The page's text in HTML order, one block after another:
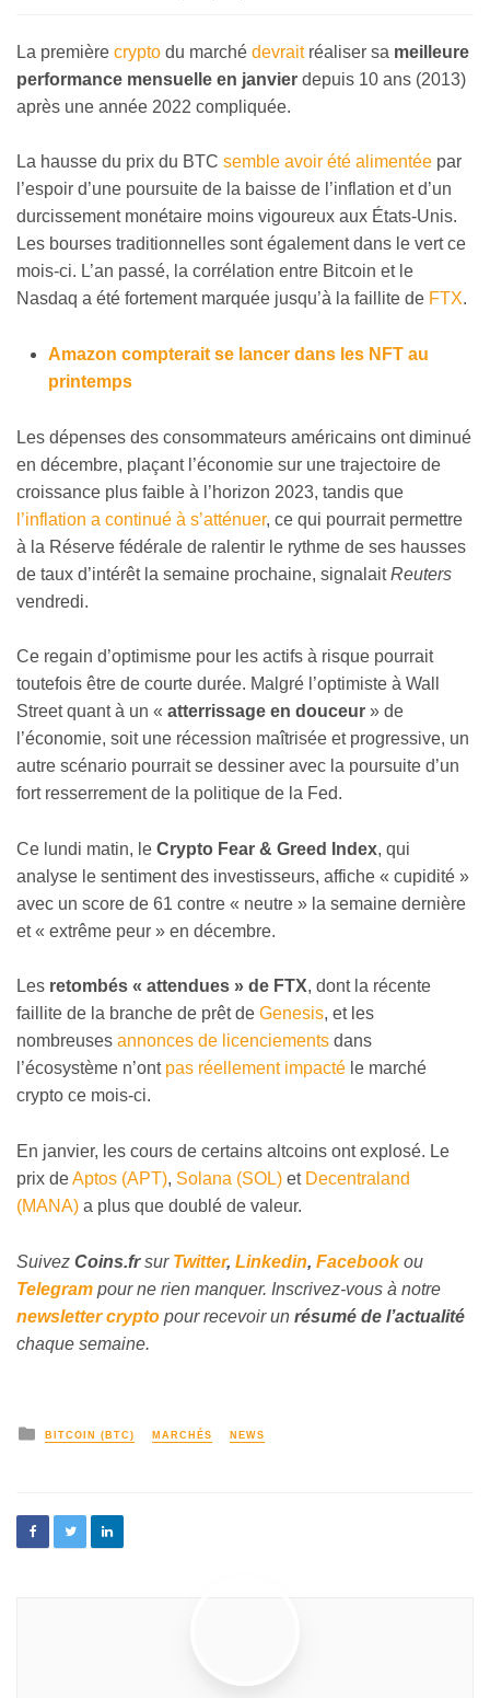
La première crypto du marché devraitréaliser sa meilleure
performance mensuelle en janvier depuis 10 ans (2013)
après une année 2022 compliquée.
La hausse du prix du BTC semble avoir été alimentée par
l’espoir d’une poursuite de la baisse de l’inflation et d’un
durcissement monétaire moins vigoureux aux États-Unis.
Les bourses traditionnelles sont également dans le vert ce
mois-ci. L’an passé, la corrélation entre Bitcoin et le
Nasdaq a été fortement marquée jusqu’à la faillite de FTX.
Amazon compterait se lancer dans les NFT au
printemps
Les dépenses des consommateurs américains ont diminué
en décembre, plaçant l’économie sur une trajectoire de
croissance plus faible à l’horizon 2023, tandis que
l’inflation a continué à s’atténuer, ce qui pourrait permettre
à la Réserve fédérale de ralentir le rythme de ses hausses
de taux d’intérêt la semaine prochaine, signalaitReuters
vendredi.
Ce regain d’optimisme pour les actifs à risque pourrait
toutefois être de courte durée. Malgré l’optimiste à Wall
Street quant à un « atterrissage en douceur » de
l’économie, soit une récession maîtrisée et progressive, un
autre scénario pourrait se dessiner avec la poursuite d’un
fort resserrement de la politique de la Fed.
Ce lundi matin, le Crypto Fear & Greed Index, qui
analyse le sentiment des investisseurs, affiche « cupidité »
avec un score de 61 contre « neutre » la semaine dernière
et « extrême peur » en décembre.
Les retombés « attendues » de FTX, dont la récente
faillite de la branche de prêt de Genesis, et les
nombreuses annonces de licenciements dans
l’écosystème n’ont pas réellement impacté le marché
crypto ce mois-ci.
En janvier, les cours de certains altcoins ont explosé. Le
prix deAptos (APT), Solana (SOL) et Decentraland
(MANA) a plus que doublé de valeur.
Suivez Coins.frsur Twitter, Linkedin, Facebookou
Telegram pour ne rien manquer. Inscrivez-vous à notre
newsletter crypto pour recevoir un résumé de l’actualité
chaque semaine.
BITCOIN (BTC) MARCHÉS NEWS